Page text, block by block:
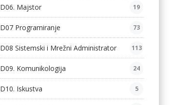
D06. Majstor 19
D07 Programiranje 73
D08 Sistemski i Mrežni Administrator 113
D09. Komunikologija 24
D10. Iskustva 5